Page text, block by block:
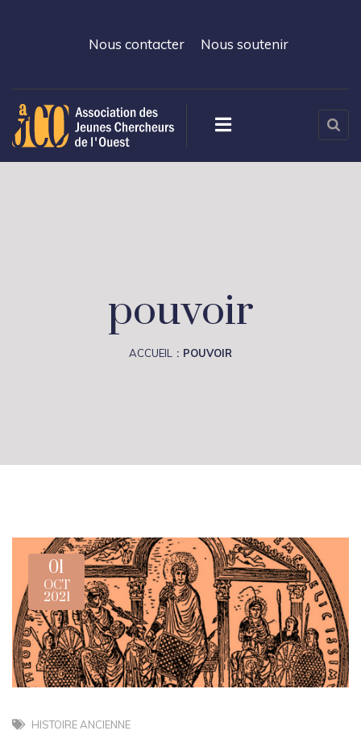
Nous contacter Nous soutenir
pouvoir
ACCUEIL POUVOIR
01
OCT
2021
HISTOIRE ANCIENNE